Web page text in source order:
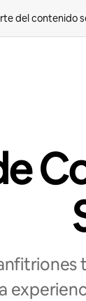
del contenido